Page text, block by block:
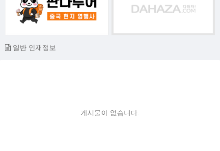
일반 인재정보
게시물이 없습니다.